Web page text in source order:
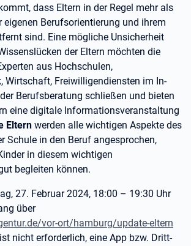
dass Eltern in der Regel mehr als
eigenen Berufsorientierung und ihrem
sind. Eine mögliche Unsicherheit
der Eltern möchten die
aus Hochschulen,
Wirtschaft, Freiwilligendiensten im In-
Berufsberatung schließen und bieten
eine digitale Informationsveranstaltung
Eltern werden alle wichtigen Aspekte des
Schule in den Beruf angesprochen,
in diesem wichtigen
begleiten können.
27. Februar 2024, 18:00 – 19:30 Uhr
über
vor-ort/hamburg/update-eltern
nicht erforderlich, eine App bzw. Dritt-